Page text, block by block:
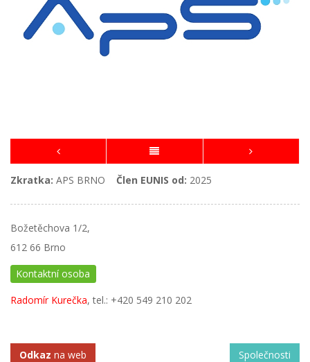
Zkratka: APS BRNO Člen EUNIS od: 2025
Božetěchova 1/2,
612 66 Brno
Kontaktní osoba
Radomír Kurečka, tel.: +420 549 210 202
Společnosti
Odkaz na web